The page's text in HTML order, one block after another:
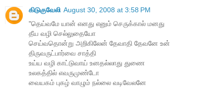
கிடுகுவேலி August 30, 2008 at 3:58 PM
"தெய்வமே யான் எனது எனும் செருக்கால் மனது
தீய வழி செல்லுதையோ
செய்வதொன்று அறிகிலேன் தேவாதி தேவனே உன்
திருவருட்பார்வை சாத்தி
உய்ய வழி காட்டுவாய் உனதல்லாது துணை
உலகத்தில் எவருமுண்டோ
வையகம் புகழ் வாழும் நல்லை வடிவேலனே